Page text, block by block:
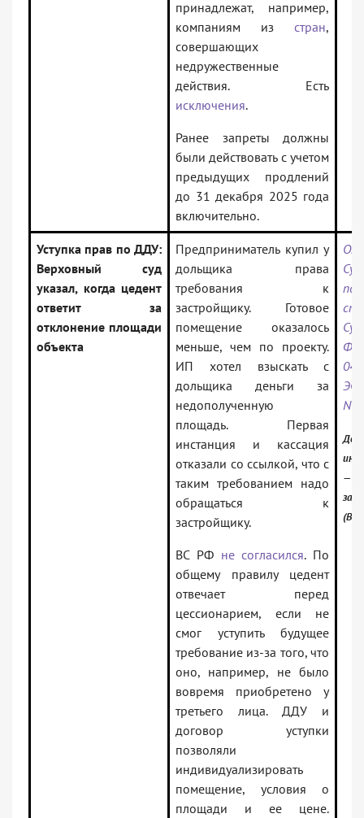
принадлежат, например,
компаниям из стран,
совершающих
недружественные
действия. Есть
исключения.
Ранее запреты должны
были действовать с учетом
предыдущих продлений
до 31 декабря 2025 года
включительно.
Уступка прав по ДДУ:
Верховный суд
указал, когда цедент
ответит за
отклонение площади
объекта
Предприниматель купил у
дольщика права
требования к
застройщику. Готовое
помещение оказалось
меньше, чем по проекту.
ИП хотел взыскать с
дольщика деньги за
недополученную
площадь. Первая
инстанция и кассация
отказали со ссылкой, что с
таким требованием надо
обращаться к
застройщику.
ВС РФ не согласился. По
общему правилу цедент
отвечает перед
цессионарием, если не
смог уступить будущее
требование из-за того, что
оно, например, не было
вовремя приобретено у
третьего лица. ДДУ и
договор уступки
позволяли
индивидуализировать
помещение, условия о
площади и ее цене.
по
N
—